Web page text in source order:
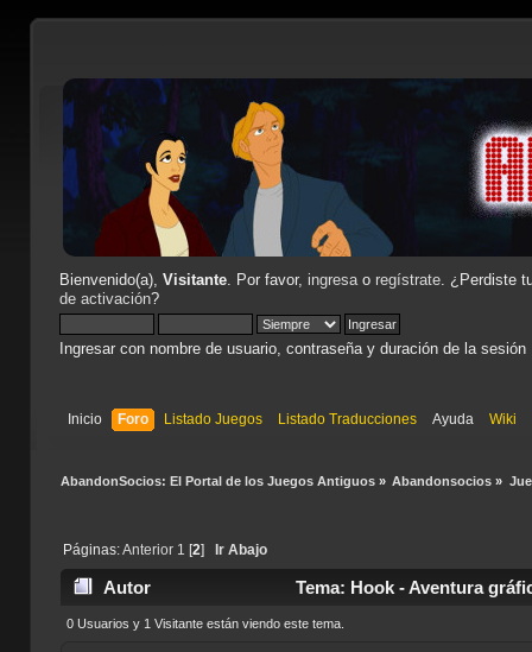
Bienvenido(a), Visitante. Por favor, ingresao regístrate. ¿Perdiste
de activación?
Ingresar con nombre de usuario, contraseña y duración de la sesión
Inicio Foro Listado Juegos Listado Traducciones Ayuda Wiki
AbandonSocios: El Portal de los Juegos Antiguos» Abandonsocios »
Páginas:Anterior 1 [2] Ir Abajo
Autor Tema: Hook - Aventura
0 Usuarios y 1 Visitante están viendo este tema.